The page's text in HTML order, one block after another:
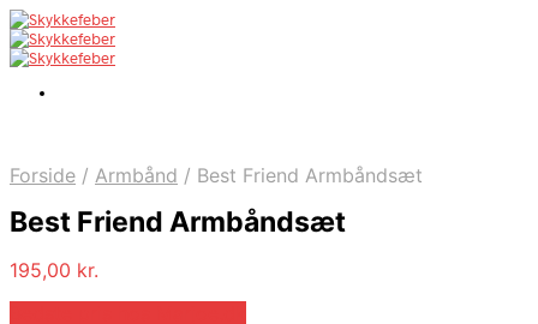
Forside / Armbånd / Best Friend Armbåndsæt
Best Friend Armbåndsæt
195,00 kr.